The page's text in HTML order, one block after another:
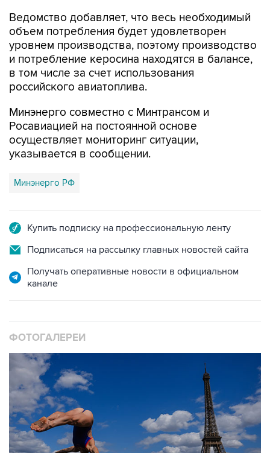
Ведомство добавляет, что весь необходимый
объем потребления будет удовлетворен
уровнем производства, поэтому производство
и потребление керосина находятся в балансе,
в том числе за счет использования
российского авиатоплива.
Минэнерго совместно с Минтрансом и
Росавиацией на постоянной основе
осуществляет мониторинг ситуации,
указывается в сообщении.
Минэнерго РФ
Купить подписку на профессиональную ленту
Подписаться на рассылку главных новостей сайта
Получать оперативные новости в официальном
канале
ФОТОГАЛЕРЕИ